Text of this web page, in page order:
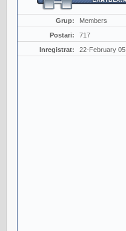
Grup:
Members
Postari:
717
Inregistrat:
22-February 05